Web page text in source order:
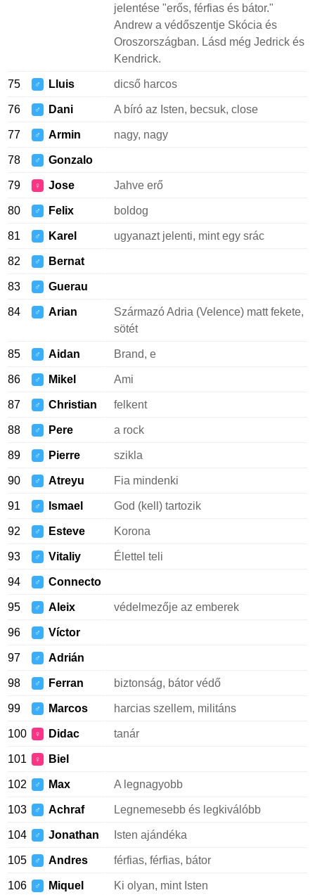
jelentése "erős, férfias és bátor."
Andrew a védőszentje Skócia és
Oroszországban. Lásd még Jedrick és
Kendrick.
75 ♂ Lluis dicső harcos
76 ♂ Dani A bíró az Isten, becsuk, close
77 ♂ Armin nagy, nagy
78 ♂ Gonzalo
79 ♀ Jose Jahve erő
80 ♂ Felix boldog
81 ♂ Karel ugyanazt jelenti, mint egy srác
82 ♂ Bernat
83 ♂ Guerau
84 ♂ Arian
Származó Adria (Velence) matt fekete,
sötét
85 ♂ Aidan Brand, e
86 ♂ Mikel Ami
87 ♂ Christian felkent
88 ♂ Pere a rock
89 ♂ Pierre szikla
90 ♂ Atreyu Fia mindenki
91 ♂ Ismael God (kell) tartozik
92 ♂ Esteve Korona
93 ♂ Vitaliy Élettel teli
94 ♂ Connecto
95 ♂ Aleix védelmezője az emberek
96 ♂ Víctor
97 ♂ Adrián
98 ♂ Ferran biztonság, bátor védő
99 ♂ Marcos harcias szellem, militáns
100 ♀ Didac tanár
101 ♀ Biel
102 ♂ Max A legnagyobb
103 ♂ Achraf Legnemesebb és legkiválóbb
104 ♂ Jonathan Isten ajándéka
105 ♂ Andres férfias, férfias, bátor
106 ♂ Miquel Ki olyan, mint Isten